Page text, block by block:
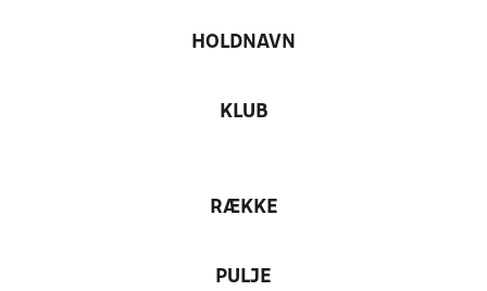
HOLDNAVN
KLUB
RÆKKE
PULJE